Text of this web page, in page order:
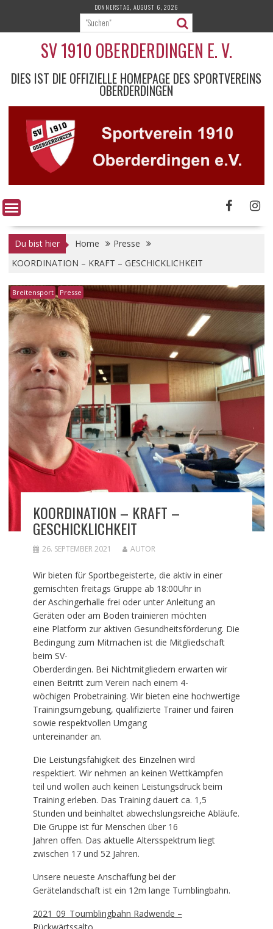
content
DONNERSTAG, AUGUST 6, 2026
SV 1910 OBERDERDINGEN E. V.
DIES IST DIE OFFIZIELLE HOMEPAGE DES SPORTVEREINS
OBERDERDINGEN
Du bist hier Home
Presse
KOORDINATION – KRAFT – GESCHICKLICHKEIT
Breitensport Presse
KOORDINATION – KRAFT –
GESCHICKLICHKEIT
26. SEPTEMBER 2021 AUTOR
Wir bieten für Sportbegeisterte, die aktiv in einer
gemischten freitags Gruppe ab 18:00Uhr in
der Aschingerhalle frei oder unter Anleitung an
Geräten oder am Boden trainieren möchten
eine Platform zur aktiven Gesundheitsförderung. Die
Bedingung zum Mitmachen ist die Mitgliedschaft
beim SV-
Oberderdingen. Bei Nichtmitgliedern erwarten wir
einen Beitritt zum Verein nach einem 4-
wöchigen Probetraining. Wir bieten eine hochwertige
Trainingsumgebung, qualifizierte Trainer und fairen
sowie respektvollen Umgang
untereinander an.
Die Leistungsfähigkeit des Einzelnen wird
respektiert. Wir nehmen an keinen Wettkämpfen
teil und wollen auch keinen Leistungsdruck beim
Training erleben. Das Training dauert ca. 1,5
Stunden und beinhaltet abwechslungsreiche Abläufe.
Die Gruppe ist für Menschen über 16
Jahren offen. Das aktuelle Altersspektrum liegt
zwischen 17 und 52 Jahren.
Unsere neueste Anschaffung bei der
Gerätelandschaft ist ein 12m lange Tumblingbahn.
2021_09_Toumblingbahn Radwende –